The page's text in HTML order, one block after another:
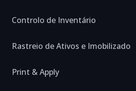
Controlo de Inventário
Rastreio de Ativos e Imobilizado
Print & Apply